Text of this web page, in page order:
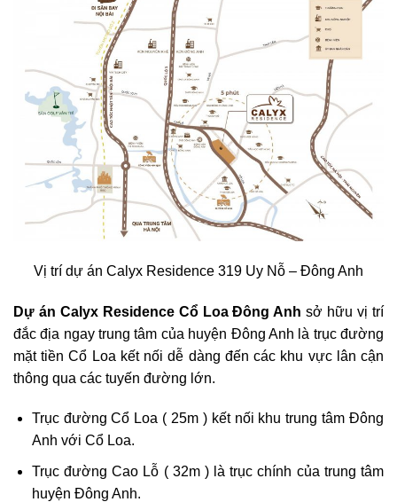
Vị trí dự án Calyx Residence 319 Uy Nỗ – Đông Anh
Dự án Calyx Residence Cổ Loa Đông Anh sở hữu vị trí
đắc địa ngay trung tâm của huyện Đông Anh là trục đường
mặt tiền Cổ Loa kết nối dễ dàng đến các khu vực lân cận
thông qua các tuyến đường lớn.
Trục đường Cổ Loa ( 25m ) kết nối khu trung tâm Đông
Anh với Cổ Loa.
Trục đường Cao Lỗ ( 32m ) là trục chính của trung tâm
huyện Đông Anh.